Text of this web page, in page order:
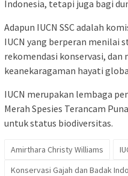
Indonesia, tetapi juga bagi
Adapun IUCN SSC adalah
IUCN yang berperan menilai
rekomendasi konservasi, dan
keanekaragaman hayati
IUCN merupakan lembaga
Merah Spesies Terancam
untuk status biodiversitas.
Amirthara Christy Williams
Konservasi Gajah dan Badak